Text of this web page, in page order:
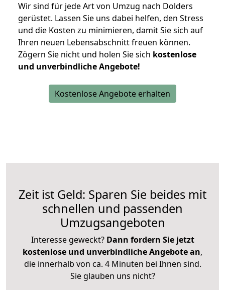
Wir sind für jede Art von Umzug nach Dolders
gerüstet. Lassen Sie uns dabei helfen, den Stress
und die Kosten zu minimieren, damit Sie sich auf
Ihren neuen Lebensabschnitt freuen können.
Zögern Sie nicht und holen Sie sich kostenlose
und unverbindliche Angebote!
Kostenlose Angebote erhalten
Zeit ist Geld: Sparen Sie beides mit
schnellen und passenden
Umzugsangeboten
Interesse geweckt? Dann fordern Sie jetzt
kostenlose und unverbindliche Angebote an,
die innerhalb von ca. 4 Minuten bei Ihnen sind.
Sie glauben uns nicht?